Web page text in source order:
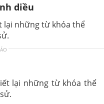
diều
lại những từ khóa thể
lại những từ khóa thể